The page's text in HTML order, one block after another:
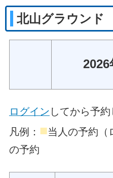
北山グラウン
2026
ログイン してから予約
凡例： ■当人の予約
の予約